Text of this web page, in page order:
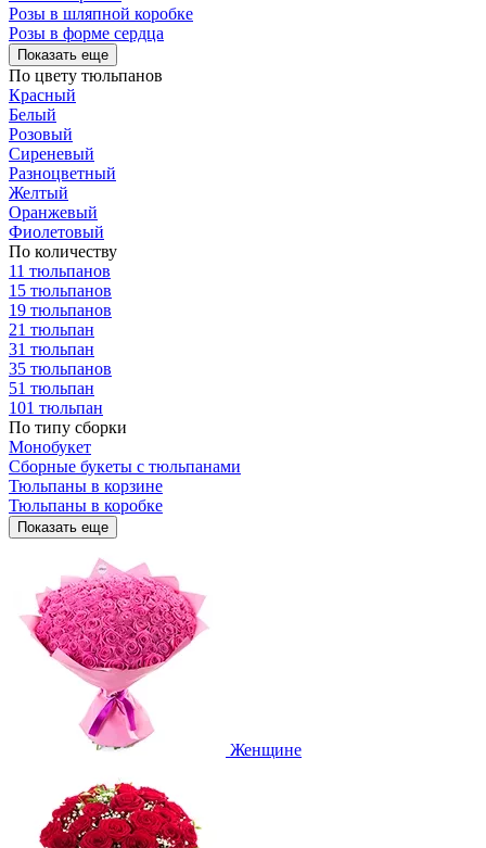
Розы в шляпной коробке
Розы в форме сердца
Показать еще
По цвету тюльпанов
Красный
Белый
Розовый
Сиреневый
Разноцветный
Желтый
Оранжевый
Фиолетовый
По количеству
11 тюльпанов
15 тюльпанов
19 тюльпанов
21 тюльпан
31 тюльпан
35 тюльпанов
51 тюльпан
101 тюльпан
По типу сборки
Монобукет
Сборные букеты с тюльпанами
Тюльпаны в корзине
Тюльпаны в коробке
Показать еще
Женщине